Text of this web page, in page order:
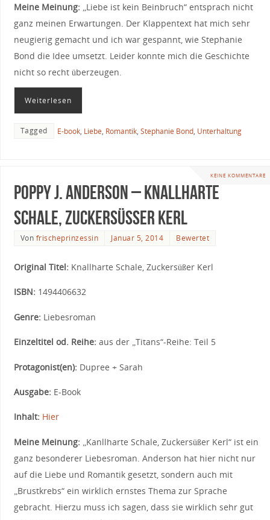
Meine Meinung: „Liebe ist kein Beinbruch“ entsprach nicht
ganz meinen Erwartungen. Der Klappentext hat mich sehr
neugierig gemacht und ich war gespannt, wie Stephanie
Bond die Idee umsetzt. Leider konnte mich die Geschichte
nicht so recht überzeugen.
Weiterlesen
Tagged E-book, Liebe, Romantik, Stephanie Bond, Unterhaltung
KEINE KOMMENTARE
Poppy J. Anderson – Knallharte
Schale, Zuckersüßer Kerl
Von frischeprinzessin Januar 5, 2014 Bewertet
Original Titel: Knallharte Schale, Zuckersüßer Kerl
ISBN: 1494406632
Genre: Liebesroman
Einzeltitel od. Reihe: aus der „Titans“-Reihe: Teil 5
Protagonist(en): Dupree + Sarah
Ausgabe: E-Book
Inhalt: Hier
Meine Meinung: „Kanllharte Schale, Zuckersüßer Kerl“ ist ein
ganz besonderer Liebesroman. Anderson hat hier nicht nur
auf die Liebe und Romantik gesetzt, sondern auch mit
„Brustkrebs“ ein wirklich ernstes Thema zur Sprache
gebracht. Hierzu muss ich sagen, dass sie wirklich sehr gut